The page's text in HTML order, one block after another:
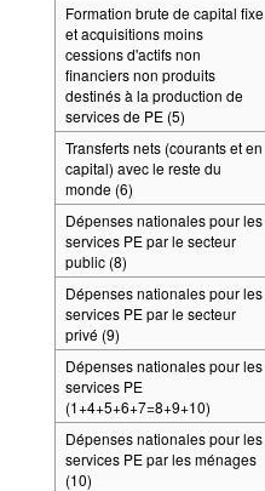
Formation brute de capital fixe
et acquisitions moins
cessions d'actifs non
financiers non produits
destinés à la production de
services de PE (5)
Transferts nets (courants et en
capital) avec le reste du
monde (6)
Dépenses nationales pour les
services PE par le secteur
public (8)
Dépenses nationales pour les
services PE par le secteur
privé (9)
Dépenses nationales pour les
services PE
(1+4+5+6+7=8+9+10)
Dépenses nationales pour les
services PE par les ménages
(10)